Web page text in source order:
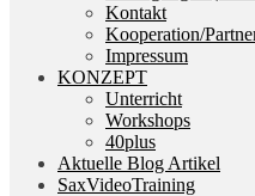
Kontakt
Kooperation/
Impressum
KONZEPT
Unterricht
Workshops
40plus
Aktuelle Blog Artikel
SaxVideoTraining